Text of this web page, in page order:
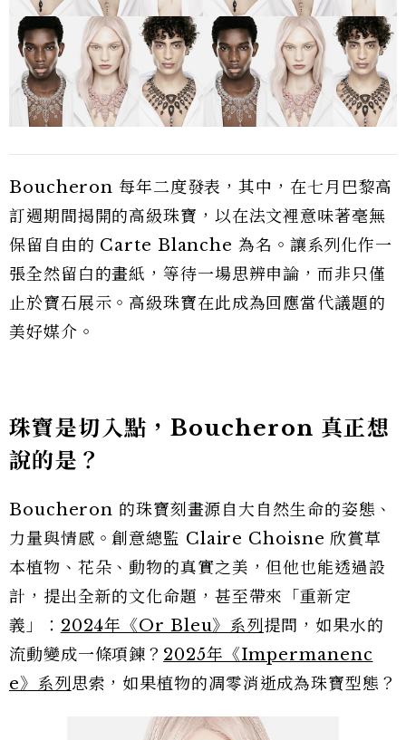
Boucheron 每年二度發表，其中，在七月巴黎高
訂週期間揭開的高級珠寶，以在法文裡意味著毫無
保留自由的 Carte Blanche 為名。讓系列化作一
張全然留白的畫紙，等待一場思辨申論，而非只僅
止於寶石展示。高級珠寶在此成為回應當代議題的
美好媒介。
珠寶是切入點，Boucheron 真正想
說的是？
Boucheron 的珠寶刻畫源自大自然生命的姿態、
力量與情感。創意總監 Claire Choisne 欣賞草
本植物、花朵、動物的真實之美，但他也能透過設
計，提出全新的文化命題，甚至帶來「重新定
義」： 2024年《Or Bleu》系列提問，如果水的
流動變成一條項鍊？ 2025年《Impermanenc
e》系列思索，如果植物的凋零消逝成為珠寶型態？